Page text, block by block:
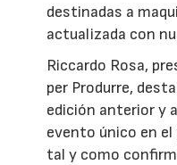
destinadas a
actualizada con
Riccardo Rosa,
per Produrre,
edición anterior y
evento único en
tal y como